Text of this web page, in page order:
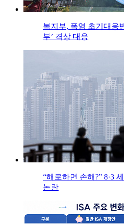
복지부, 폭염 초기대응
부’ 격상 대응
“해로하면 손해?” 8·3
논란